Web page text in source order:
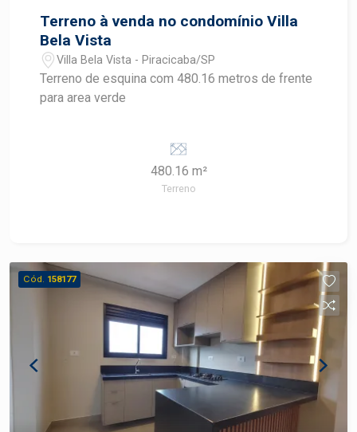
Terreno à venda no condomínio Villa
Bela Vista
Villa Bela Vista - Piracicaba/SP
Terreno de esquina com 480.16 metros de frente
para area verde
480.16 m²
Terreno
Cód. 158177